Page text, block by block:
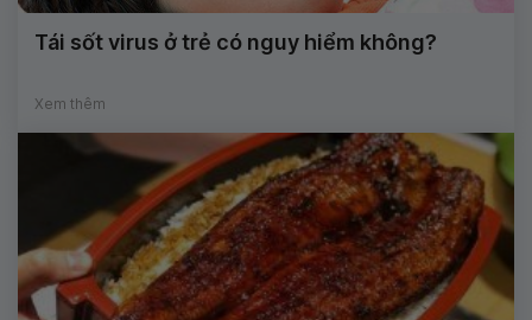
Tái sốt virus ở trẻ có nguy hiểm không?
Xem thêm